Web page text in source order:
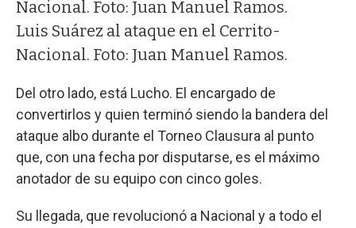
Luis Suárez al ataque en el Cerrito-
Nacional. Foto: Juan Manuel Ramos.
Del otro lado, está Lucho. El encargado de
convertirlos y quien terminó siendo la bandera del
ataque albo durante el Torneo Clausura al punto
que, con una fecha por disputarse, es el máximo
anotador de su equipo con cinco goles.
Su llegada, que revolucionó a Nacional y a todo el